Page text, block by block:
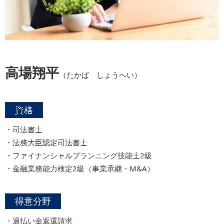
高場翔平 （たかば しょうへい）
資格
・司法書士
・法務大臣認定司法書士
・ファイナンシャルプランニング技能士2級
・金融業務能力検定2級（事業承継・M&A）
得意分野
・過払い金返還請求